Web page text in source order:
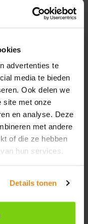
advertenties te
media te bieden
Ook delen we
site met onze
en analyse. Deze
met andere
of die ze hebben
hun services.
Details tonen
maandag 10
met de
Stuur ons
we zo snel